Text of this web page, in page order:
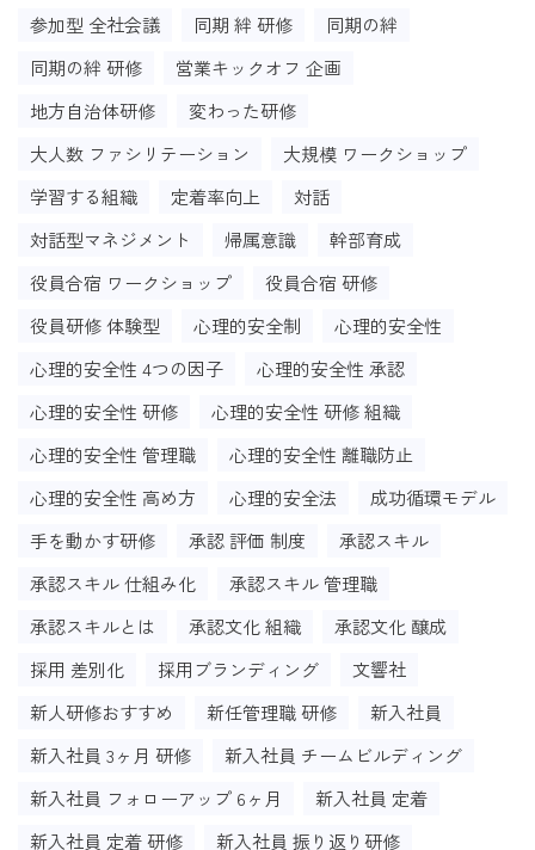
参加型 全社会議 同期 絆 研修
同期の絆
同期の絆 研修
営業キックオフ 企画
地方自治体研修
変わった研修
大人数 ファシリテーション
大規模 ワークショップ
学習する組織
定着率向上
対話
対話型マネジメント
帰属意識
幹部育成
役員合宿 ワークショップ
役員合宿 研修
役員研修 体験型
心理的安全制
心理的安全性
心理的安全性 4つの因子
心理的安全性 承認
心理的安全性 研修
心理的安全性 研修 組織
心理的安全性 管理職
心理的安全性 離職防止
心理的安全性 高め方
心理的安全法
成功循環モデル
手を動かす研修
承認 評価 制度
承認スキル
承認スキル 仕組み化
承認スキル 管理職
承認スキルとは
承認文化 組織
承認文化 醸成
採用 差別化
採用ブランディング
文響社
新人研修おすすめ
新任管理職 研修
新入社員
新入社員 3ヶ月 研修
新入社員 チームビルディング
新入社員 フォローアップ 6ヶ月
新入社員 定着
新入社員 定着 研修
新入社員 振り返り研修